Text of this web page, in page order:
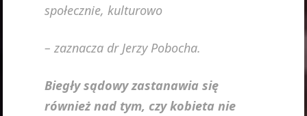
społecznie, kulturowo
– zaznacza dr Jerzy Pobocha.
Biegły sądowy zastanawia się
również nad tym, czy kobieta nie